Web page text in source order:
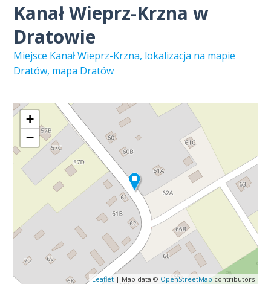
Kanał Wieprz-Krzna w
Dratowie
Miejsce Kanał Wieprz-Krzna, lokalizacja na mapie
Dratów, mapa Dratów
+
−
Leaflet| Map data © OpenStreetMap contributors